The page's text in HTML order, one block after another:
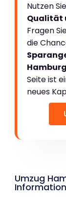
Nutzen
Qualität
Fragen
die
Seite ist
neues
Umzug